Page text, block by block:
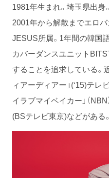
1981年生まれ。埼玉県出身。
2001年から解散までエロ
JESUS所属。1年間の韓国
カバーダンスユニット
することを追求している。
ィアーディアー」(‘15)テレ
イラブマイベイカー」（NBN
(BSテレビ東京)などがある。